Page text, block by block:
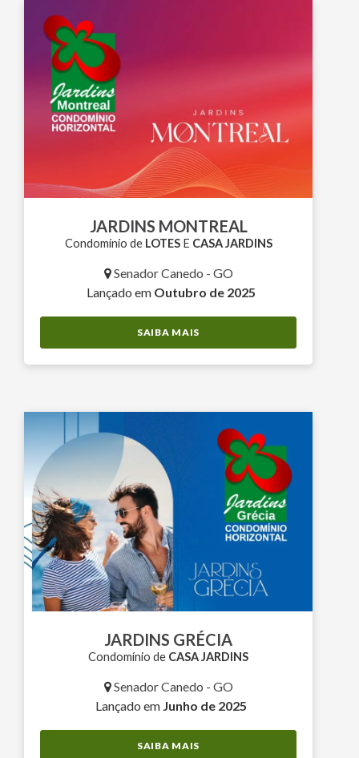
JARDINS MONTREAL
Condomínio de LOTESE CASA JARDINS
Senador Canedo - GO
Lançado em Outubro de 2025
SAIBA MAIS
JARDINS GRÉCIA
Condomínio de CASA JARDINS
Senador Canedo - GO
Lançado em Junho de 2025
SAIBA MAIS